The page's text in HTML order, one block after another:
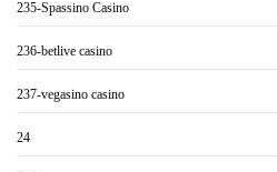
235-Spassino Casino
236-betlive casino
237-vegasino casino
24